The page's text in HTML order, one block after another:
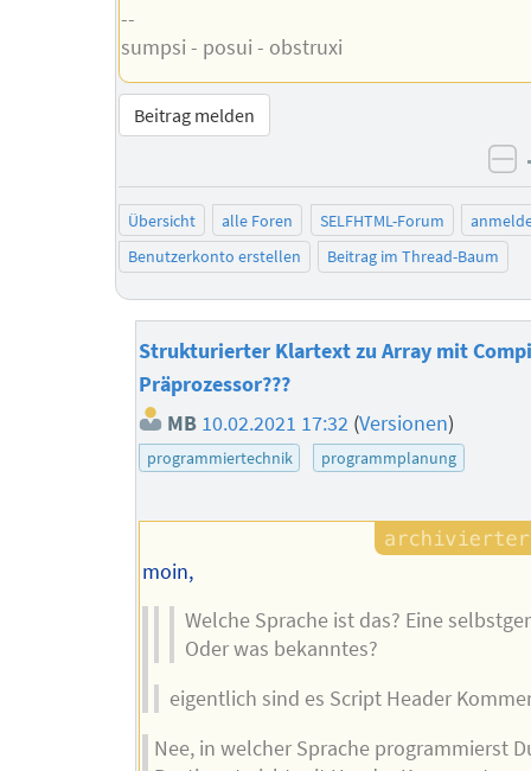
--
sumpsi - posui - obstruxi
Beitrag melden
Übersicht alle Foren SELFHTML-Forum
Benutzerkonto erstellen
Beitrag im Thread-Baum
Strukturierter Klartext zu Array mit
Präprozessor???
MB 10.02.2021 17:32 (Versionen)
programmiertechnik programmplanung
moin,
Welche Sprache ist das? Eine
Oder was bekanntes?
eigentlich sind es Script Header
Nee, in welcher Sprache programmierst